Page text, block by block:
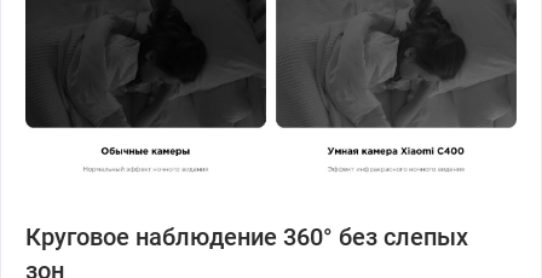
Круговое наблюдение 360° без слепых
зон